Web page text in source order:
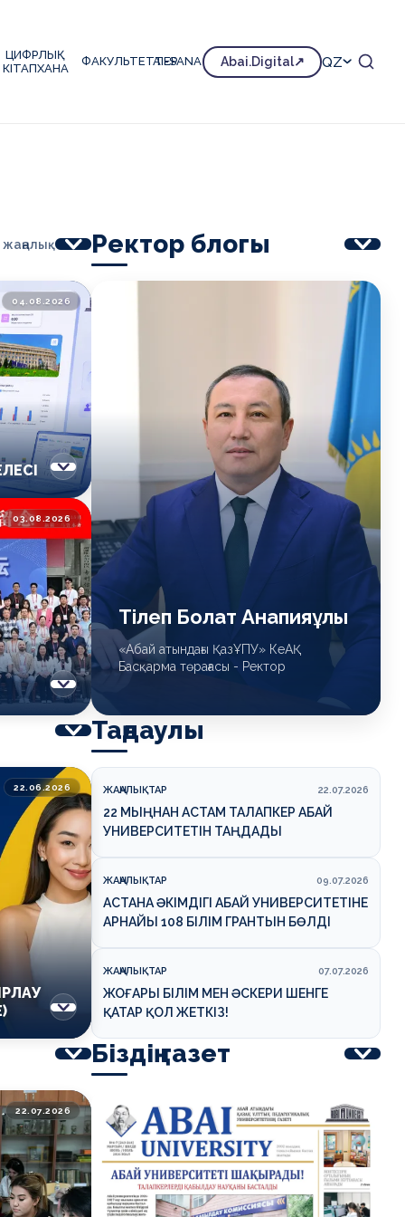
ЦИФРЛЫҚ
КІТАПХАНА
ФАКУЛЬТЕТТЕРAI-SANA Abai.Digital QZ
04.08.2026
03.08.2026
Ректор блогы
Тілеп Болат Анапияұлы
«Абай атындағы ҚазҰПУ» КеАҚ
Басқарма төрағасы - Ректор
22.06.2026
Таңдаулы
ЖАҢАЛЫҚТАР 22.07.2026
22 МЫҢНАН АСТАМ ТАЛАПКЕР АБАЙ
УНИВЕРСИТЕТІН ТАҢДАДЫ
ЖАҢАЛЫҚТАР 09.07.2026
АСТАНА ӘКІМДІГІ АБАЙ УНИВЕРСИТЕТІНЕ
АРНАЙЫ 108 БІЛІМ ГРАНТЫН БӨЛДІ
ЖАҢАЛЫҚТАР 07.07.2026
ЖОҒАРЫ БІЛІМ МЕН ӘСКЕРИ ШЕНГЕ
ҚАТАР ҚОЛ ЖЕТКІЗ!
22.07.2026
Біздің газет